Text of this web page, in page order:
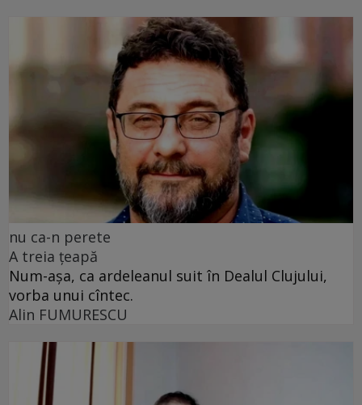
nu ca-n perete
A treia țeapă
Num-așa, ca ardeleanul suit în Dealul Clujului,
vorba unui cîntec.
Alin FUMURESCU